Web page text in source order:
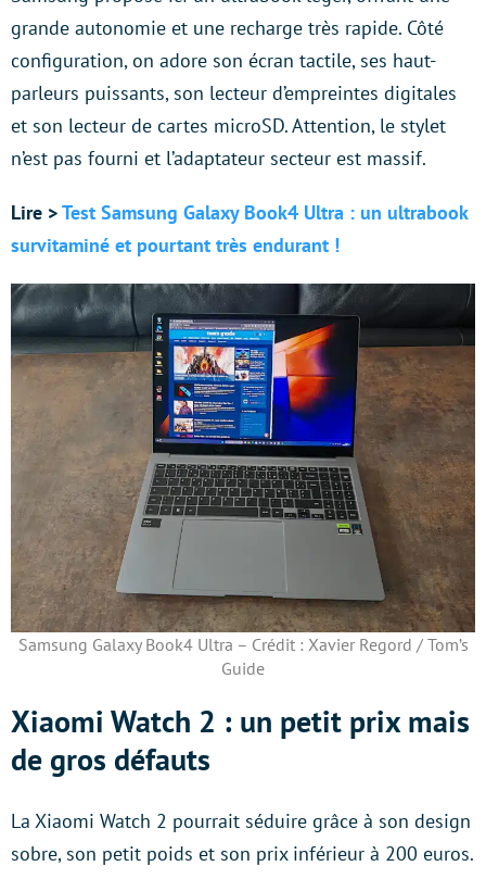
grande autonomie et une recharge très rapide. Côté
configuration, on adore son écran tactile, ses haut-
parleurs puissants, son lecteur d’empreintes digitales
et son lecteur de cartes microSD. Attention, le stylet
n’est pas fourni et l’adaptateur secteur est massif.
Lire >Test Samsung Galaxy Book4 Ultra : un ultrabook
survitaminé et pourtant très endurant !
Samsung Galaxy Book4 Ultra – Crédit : Xavier Regord / Tom’s
Guide
Xiaomi Watch 2 : un petit prix mais
de gros défauts
La Xiaomi Watch 2 pourrait séduire grâce à son design
sobre, son petit poids et son prix inférieur à 200 euros.